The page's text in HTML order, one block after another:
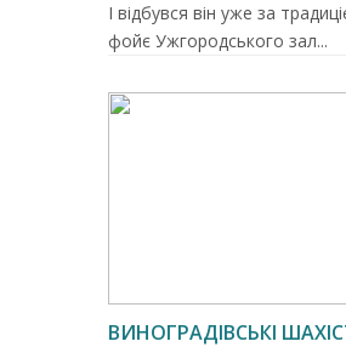
І відбувся він уже за
фойє Ужгородського зал...
ВИНОГРАДІВСЬКІ